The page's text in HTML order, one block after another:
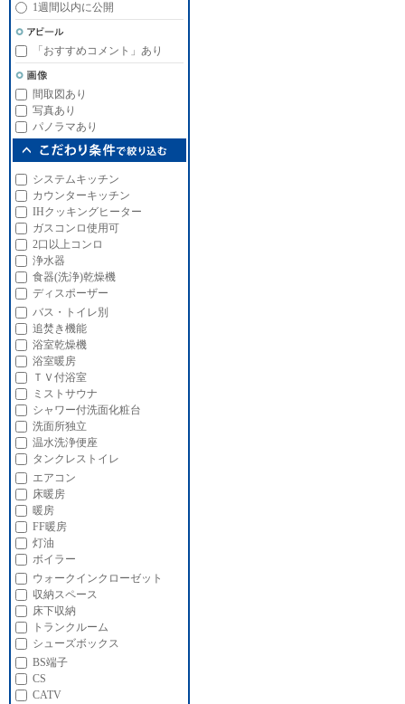
1週間以内に公開
「おすすめコメント」あり
間取図あり
写真あり
パノラマあり
システムキッチン
カウンターキッチン
IHクッキングヒーター
ガスコンロ使用可
2口以上コンロ
浄水器
食器(洗浄)乾燥機
ディスポーザー
バス・トイレ別
追焚き機能
浴室乾燥機
浴室暖房
ＴＶ付浴室
ミストサウナ
シャワー付洗面化粧台
洗面所独立
温水洗浄便座
タンクレストイレ
エアコン
床暖房
暖房
FF暖房
灯油
ボイラー
ウォークインクローゼット
収納スペース
床下収納
トランクルーム
シューズボックス
BS端子
CS
CATV